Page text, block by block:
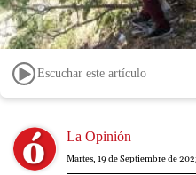
Escuchar este artículo
Image La Opinión
Martes, 19 de Septiembre de